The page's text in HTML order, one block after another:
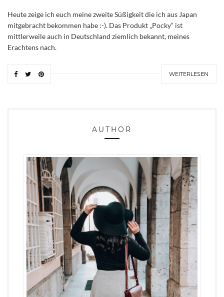
Heute zeige ich euch meine zweite Süßigkeit die ich aus Japan
mitgebracht bekommen habe :-). Das Produkt „Pocky“ ist
mittlerweile auch in Deutschland ziemlich bekannt, meines
Erachtens nach.
WEITERLESEN
AUTHOR